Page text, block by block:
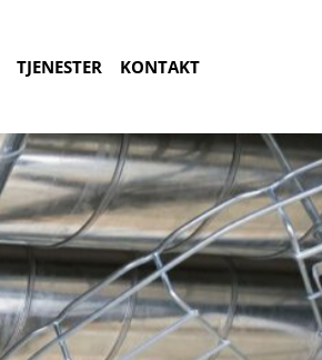
TJENESTER KONTAKT